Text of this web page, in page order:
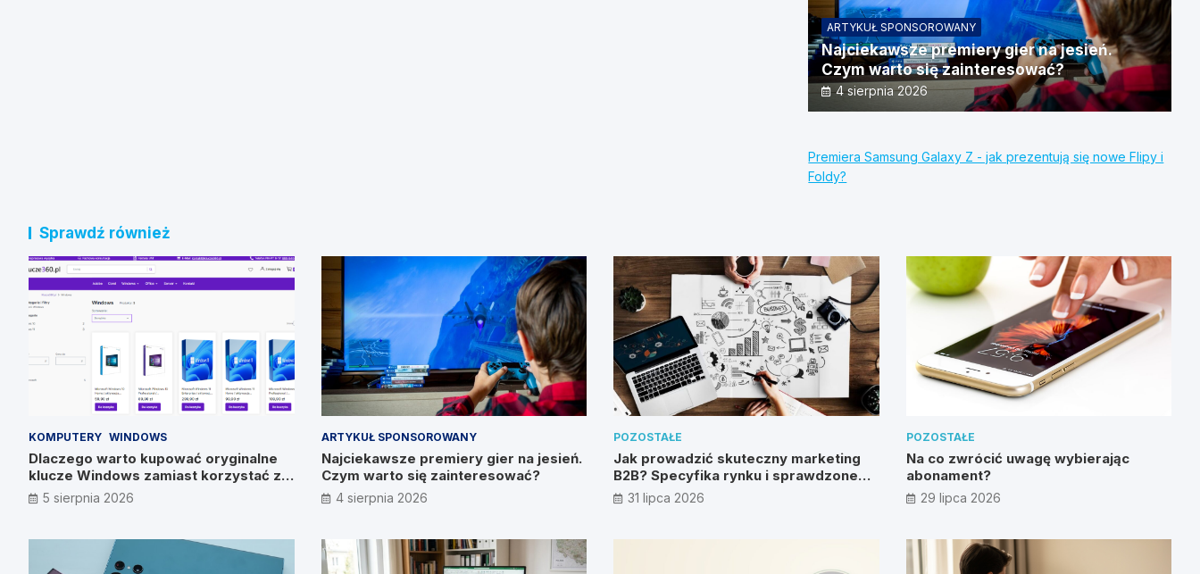
ARTYKUŁ SPONSOROWANY
Najciekawsze premiery gier na jesień.
Czym warto się zainteresować?
4 sierpnia 2026
Premiera Samsung Galaxy Z - jak prezentują się nowe Flipy i
Foldy?
Sprawdź również
KOMPUTERY WINDOWS
Dlaczego warto kupować oryginalne
klucze Windows zamiast korzystać z
nieautoryzowanych źródeł?
5 sierpnia 2026
ARTYKUŁ SPONSOROWANY
Najciekawsze premiery gier na jesień.
Czym warto się zainteresować?
4 sierpnia 2026
POZOSTAŁE
Jak prowadzić skuteczny marketing
B2B? Specyfika rynku i sprawdzone
metody
31 lipca 2026
POZOSTAŁE
Na co zwrócić uwagę wybierając
abonament?
29 lipca 2026